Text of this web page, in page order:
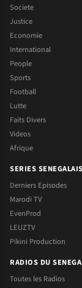
Societe
Justice
Economie
International
People
Sports
Football
Lutte
Faits Divers
Videos
Afrique
SERIES
Derniers Episodes
Marodi TV
EvenProd
LEUZTV
Pikini Production
RADIOS DU
Toutes les Radios